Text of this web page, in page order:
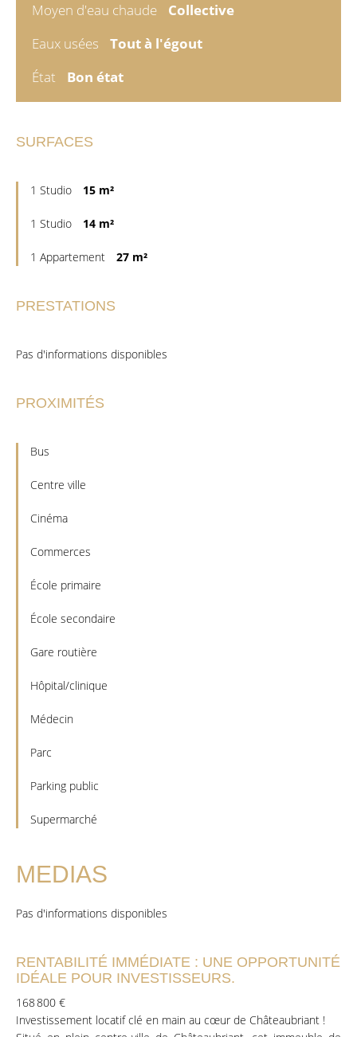
Moyen d'eau chaude
Collective
Eaux usées
Tout à l'égout
État
Bon état
SURFACES
1 Studio 15 m²
1 Studio 14 m²
1 Appartement 27 m²
PRESTATIONS
Pas d'informations disponibles
PROXIMITÉS
Bus
Centre ville
Cinéma
Commerces
École primaire
École secondaire
Gare routière
Hôpital/clinique
Médecin
Parc
Parking public
Supermarché
MEDIAS
Pas d'informations disponibles
RENTABILITÉ IMMÉDIATE : UNE OPPORTUNITÉ
IDÉALE POUR INVESTISSEURS.
168 800 €
Investissement locatif clé en main au cœur de Châteaubriant !